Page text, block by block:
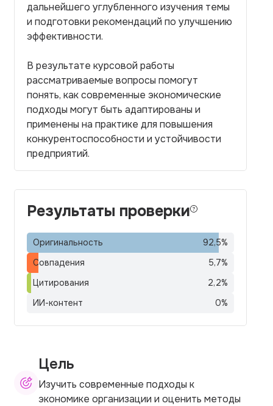
дальнейшего углубленного изучения темы
и подготовки рекомендаций по улучшению
эффективности.
В результате курсовой работы
рассматриваемые вопросы помогут
понять, как современные экономические
подходы могут быть адаптированы и
применены на практике для повышения
конкурентоспособности и устойчивости
предприятий.
Результаты проверки
Оригинальность 92,5%
Совпадения
5,7%
Цитирования
2,2%
ИИ-контент
0%
Цель
Изучить современные подходы к
экономике организации и оценить методы